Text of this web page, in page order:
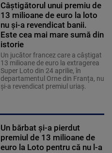
Câștigătorul unui premiu de
13 milioane de euro la loto
nu și-a revendicat banii.
Este cea mai mare sumă din
istorie
Un jucător francez care a câștigat
13 milioane de euro la extragerea
Super Loto din 24 aprilie, în
departamentul Orne din Franța, nu
și-a revendicat premiul uriaș.
Un bărbat și-a pierdut
premiul de 13 milioane de
euro la Loto pentru că nu l-a